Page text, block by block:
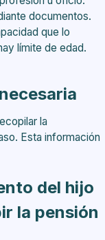
documentos.
que lo
límite de edad.
la
Esta información
del hijo
la pensión